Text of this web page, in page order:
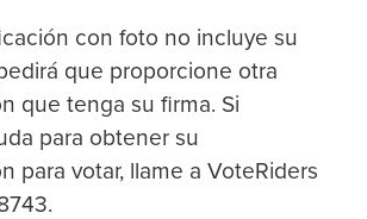
con foto no incluye su
que proporcione otra
que tenga su firma. Si
para obtener su
para votar, llame a VoteRiders